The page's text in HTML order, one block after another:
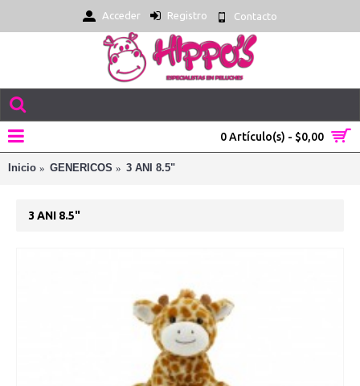
Acceder Registro Contacto
0 Artículo(s) - $0,00
Inicio GENERICOS 3 ANI 8.5"
3 ANI 8.5"